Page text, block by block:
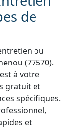
de
ou
(77570).
à votre
gratuit et
spécifiques.
et